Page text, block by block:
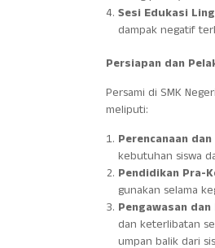
Sesi Edukasi
dampak negatif
Persiapan dan
Persami di SMK
meliputi:
Perencanaan
kebutuhan siswa
Pendidikan Pra-
gunakan selama
Pengawasan dan
dan keterlibatan
umpan balik dari